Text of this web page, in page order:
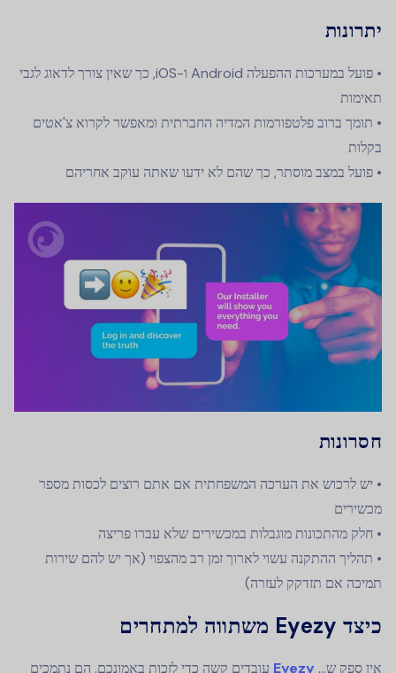
יתרונות
• פועל במערכות ההפעלה Android ו-iOS, כך שאין צורך לדאוג לגבי
תאימות
• תומך ברוב פלטפורמות המדיה החברתית ומאפשר לקרוא צ'אטים
בקלות
• פועל במצב מוסתר, כך שהם לא ידעו שאתה עוקב אחריהם
חסרונות
• יש לרכוש את הערכה המשפחתית אם אתם רוצים לכסות מספר
מכשירים
• חלק מהתכונות מוגבלות במכשירים שלא עברו פריצה
• תהליך ההתקנה עשוי לארוך זמן רב מהצפוי (אך יש להם שירות
תמיכה אם תזדקק לעזרה)
כיצד Eyezy משתווה למתחרים
אין ספק ש... Eyezy עובדים קשה כדי לזכות באמונכם. הם נתמכים